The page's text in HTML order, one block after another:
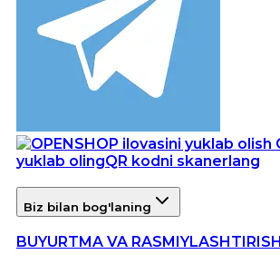
yuklab olingQR kodni skanerlang
Biz bilan bog'laning
BUYURTMA VA RASMIYLASHTIRISH